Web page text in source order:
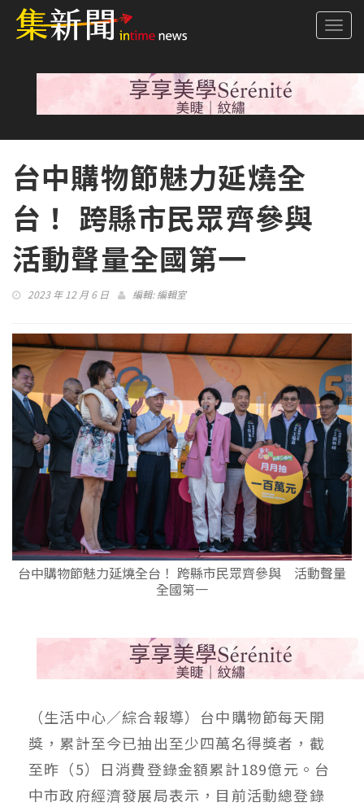
台中購物節魅力延燒全
台！ 跨縣市民眾齊參與
活動聲量全國第一
2023 年 12 月 6 日 編輯:編輯室
台中購物節魅力延燒全台！ 跨縣市民眾齊參與 活動聲量
全國第一
（生活中心／綜合報導）台中購物節每天開
獎，累計至今已抽出至少四萬名得獎者，截
至昨（5）日消費登錄金額累計189億元。台
中市政府經濟發展局表示，目前活動總登錄